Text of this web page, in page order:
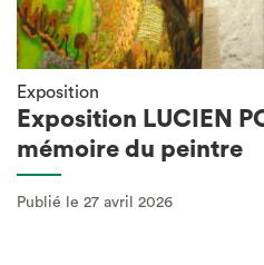
Exposition
Exposition LUCIEN
mémoire du peintre
Publié le 27 avril 2026